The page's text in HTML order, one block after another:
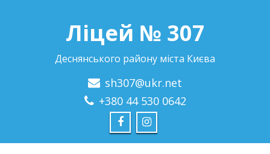
Ліцей № 307
Деснянського району міста Києва
sh307@ukr.net
+380 44 530 0642